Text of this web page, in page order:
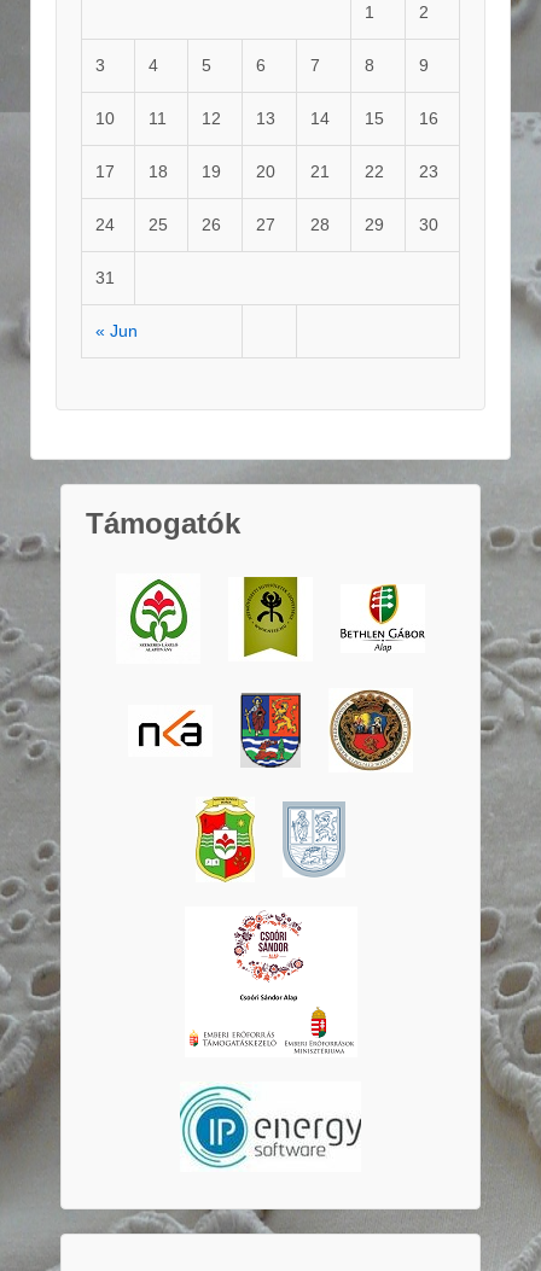
« Jun
1 2
3 4 5 6 7 8 9
10 11 12 13 14 15 16
17 18 19 20 21 22 23
24 25 26 27 28 29 30
31
Támogatók